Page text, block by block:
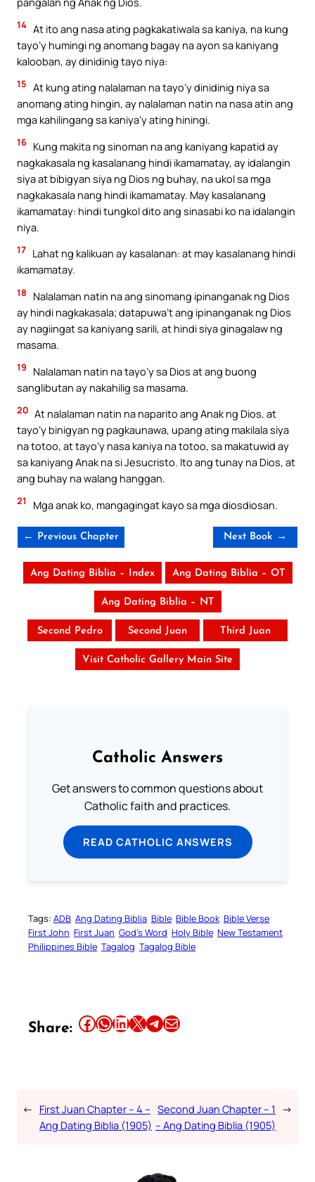
14 At ito ang nasa ating pagkakatiwala sa kaniya, na kung
tayo’y humingi ng anomang bagay na ayon sa kaniyang
kalooban, ay dinidinig tayo niya:
15 At kung ating nalalaman na tayo’y dinidinig niya sa
anomang ating hingin, ay nalalaman natin na nasa atin ang
mga kahilingang sa kaniya’y ating hiningi.
16 Kung makita ng sinoman na ang kaniyang kapatid ay
nagkakasala ng kasalanang hindi ikamamatay, ay idalangin
siya at bibigyan siya ng Dios ng buhay, na ukol sa mga
nagkakasala nang hindi ikamamatay. May kasalanang
ikamamatay: hindi tungkol dito ang sinasabi ko na idalangin
niya.
17 Lahat ng kalikuan ay kasalanan: at may kasalanang hindi
ikamamatay.
18
Nalalaman natin na ang sinomang ipinanganak ng Dios
ay hindi nagkakasala; datapuwa’t ang ipinanganak ng Dios
ay nagiingat sa kaniyang sarili, at hindi siya ginagalaw ng
masama.
19
Nalalaman natin na tayo’y sa Dios at ang buong
sanglibutan ay nakahilig sa masama.
20 At nalalaman natin na naparito ang Anak ng Dios, at
tayo’y binigyan ng pagkaunawa, upang ating makilala siya
na totoo, at tayo’y nasa kaniya na totoo, sa makatuwid ay
sa kaniyang Anak na si Jesucristo. Ito ang tunay na Dios, at
ang buhay na walang hanggan.
21 Mga anak ko, mangagingat kayo sa mga diosdiosan.
← Previous Chapter Next Book →
Ang Dating Biblia – Index Ang Dating Biblia – OT
Ang Dating Biblia – NT
Second Pedro Second Juan Third Juan
Visit Catholic Gallery Main Site
Catholic Answers
Get answers to common questions about
Catholic faith and practices.
READ CATHOLIC ANSWERS
Tags: ADB Ang Dating Biblia Bible Bible Book Bible Verse
First John First Juan God’s Word Holy Bible New Testament
Philippines Bible Tagalog Tagalog Bible
Share: Share this article on Facebook Share this article on WhatsApp Share this article on LinkedIn Share this article on X Share this article on TelegramEmail this Article
← First Juan Chapter – 4 –
Ang Dating Biblia (1905)
Second Juan Chapter – 1
– Ang Dating Biblia (1905)
→